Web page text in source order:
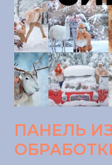
ПАНЕЛЬ